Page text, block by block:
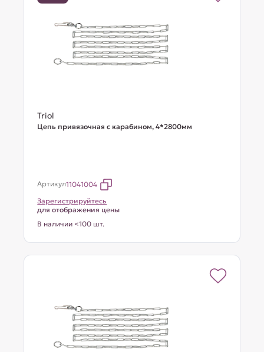
Triol
Цепь привязочная с карабином, 4*2800мм
Артикул11041004
Зарегистрируйтесь
для отображения цены
В наличии <100 шт.